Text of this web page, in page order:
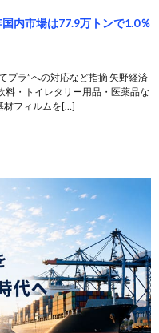
内市場は77.9万トンで1.0％
プラ”への対応など指摘 矢野経済
料・トイレタリー用品・医薬品な
材フィルムを[…]